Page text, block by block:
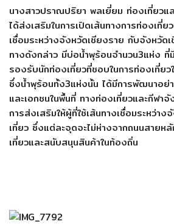
นางสาวปราณปริยา พลเยี่ยม ท่องเที่ยวแ
ได้ส่งเสริมในการเปิดเส้นทางการท่องเที่ย
เชื่อมระหว่างจังหวัดเชียงราย กับจังหวัด
ทางดังกล่าว มีบ่อน้ำพุร้อนจำนวน3แห่ง ที่
รองรับนักท่องเที่ยวที่ชอบในการท่องเที่ยว
ซึ่งน้ำพุร้อนทั้ง3แห่งนั้น ได้มีการพัฒนาอย่
และเอกชนในพื้นที่ ทางท่องเที่ยวและกีฬา
การส่งเสริมให้ผู้ที่ใช้เส้นทางเชื่อมระหว่าง
เที่ยว ซึ่งแต่ละจุดจะไม่ห่างจากถนนสายหลั
เที่ยวและสนับสนุนสินค้าในท้องถิ่น